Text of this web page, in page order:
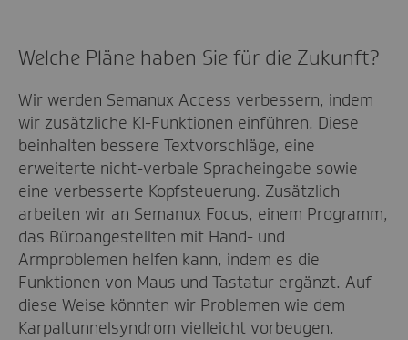
Welche Pläne haben Sie für die Zukunft?
Wir werden Semanux Access verbessern, indem
wir zusätzliche KI-Funktionen einführen. Diese
beinhalten bessere Textvorschläge, eine
erweiterte nicht-verbale Spracheingabe sowie
eine verbesserte Kopfsteuerung. Zusätzlich
arbeiten wir an Semanux Focus, einem Programm,
das Büroangestellten mit Hand- und
Armproblemen helfen kann, indem es die
Funktionen von Maus und Tastatur ergänzt. Auf
diese Weise könnten wir Problemen wie dem
Karpaltunnelsyndrom vielleicht vorbeugen.